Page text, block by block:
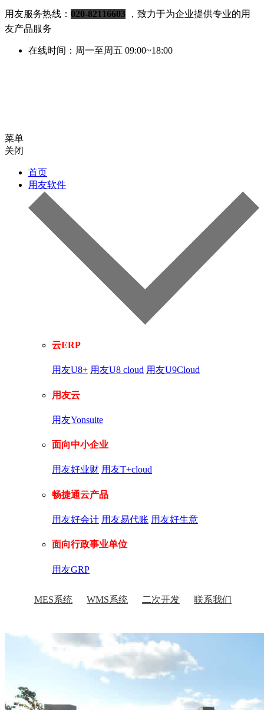
用友服务热线： 020-82116603 ，致力于为企业提供专业的用
友产品服务
在线时间：周一至周五 09:00~18:00
菜单
关闭
首页
用友软件
云ERP
用友U8+ 用友U8 cloud 用友U9Cloud
用友云
用友Yonsuite
面向中小企业
用友好业财 用友T+cloud
畅捷通云产品
用友好会计 用友易代账 用友好生意
面向行政事业单位
用友GRP
MES系统 WMS系统 二次开发 联系我们